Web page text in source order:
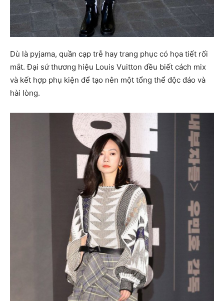
Dù là pyjama, quần cạp trễ hay trang phục có họa tiết rối
mắt. Đại sứ thương hiệu Louis Vuitton đều biết cách mix
và kết hợp phụ kiện để tạo nên một tổng thể độc đáo và
hài lòng.